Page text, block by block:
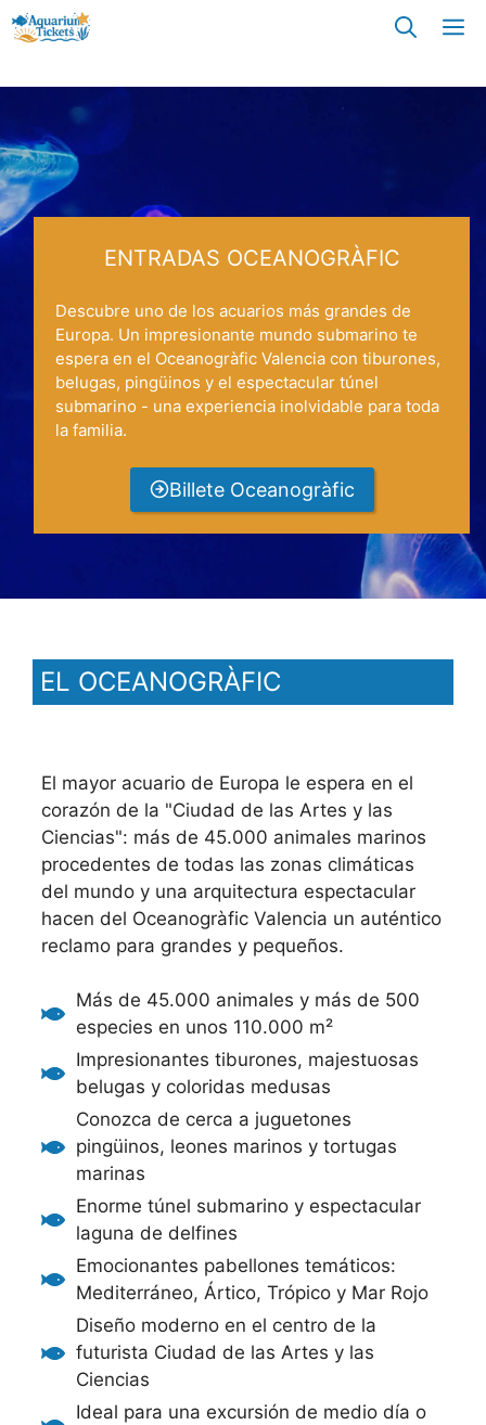
ENTRADAS OCEANOGRÀFIC
Descubre uno de los acuarios más grandes de
Europa. Un impresionante mundo submarino te
espera en el Oceanogràfic Valencia con tiburones,
belugas, pingüinos y el espectacular túnel
submarino - una experiencia inolvidable para toda
la familia.
Billete Oceanogràfic
EL OCEANOGRÀFIC
El mayor acuario de Europa le espera en el
corazón de la "Ciudad de las Artes y las
Ciencias": más de 45.000 animales marinos
procedentes de todas las zonas climáticas
del mundo y una arquitectura espectacular
hacen del Oceanogràfic Valencia un auténtico
reclamo para grandes y pequeños.
Más de 45.000 animales y más de 500
especies en unos 110.000 m²
Impresionantes tiburones, majestuosas
belugas y coloridas medusas
Conozca de cerca a juguetones
pingüinos, leones marinos y tortugas
marinas
Enorme túnel submarino y espectacular
laguna de delfines
Emocionantes pabellones temáticos:
Mediterráneo, Ártico, Trópico y Mar Rojo
Diseño moderno en el centro de la
futurista Ciudad de las Artes y las
Ciencias
Ideal para una excursión de medio día o